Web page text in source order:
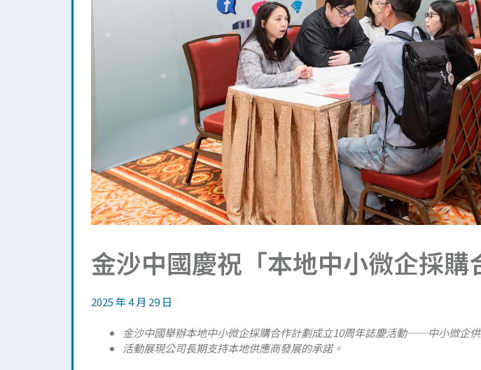
金沙中國慶祝「本地中小微企採購
2025 年 4 月 29 日
金沙中國舉辦本地中小微企採購合作計劃成立10周年誌慶活動──中小微企
活動展現公司長期支持本地供應商發展的承諾。